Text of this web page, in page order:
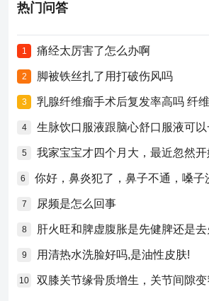
热门问答
1 痛经太厉害了怎么办啊
2 脚被铁丝扎了用打破伤风吗
3 乳腺纤维瘤手术后复发率高吗 纤
4 生脉饮口服液跟脑心舒口服液可以
5 我家宝宝才四个月大，最近忽然开
6
7 尿频是怎么回事
8 肝火旺和脾虚腹胀是先健脾还是去
9 用清热水洗脸好吗,是油性皮肤!
10 双膝关节缘骨质增生，关节间隙